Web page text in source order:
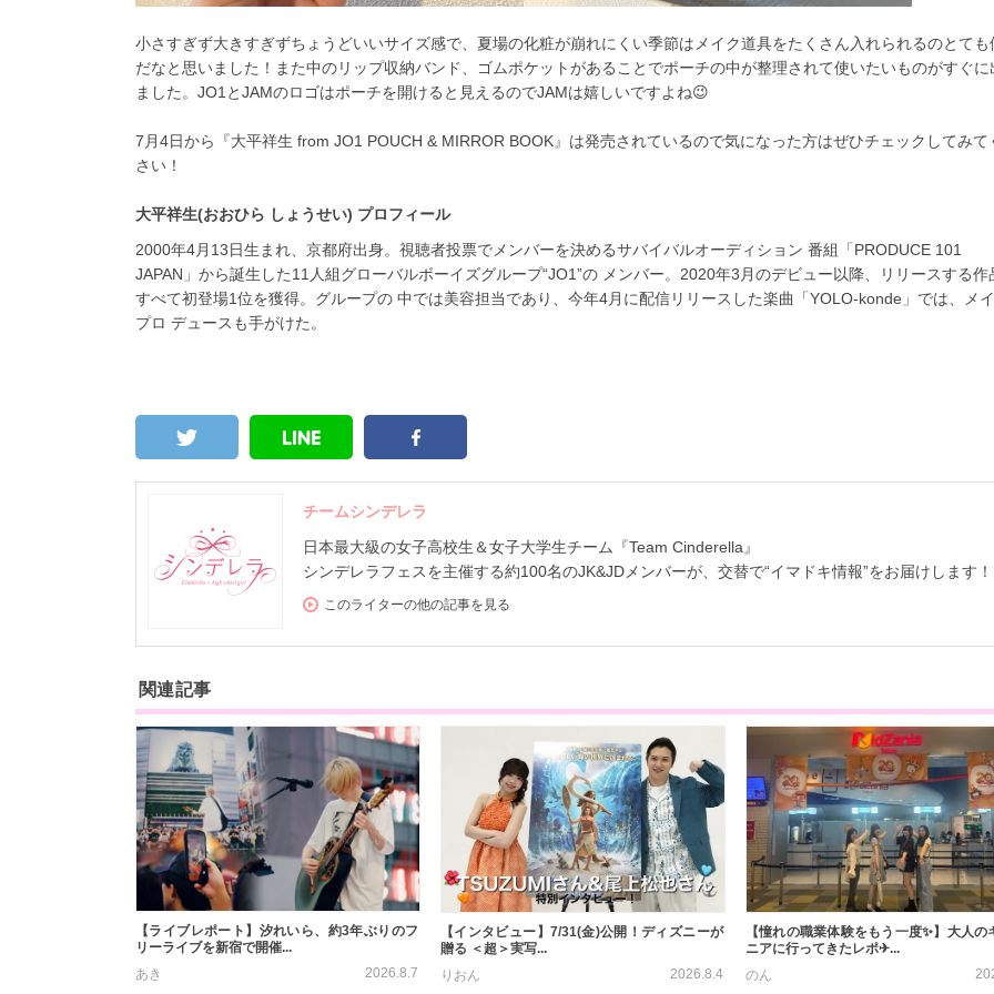
小さすぎず大きすぎずちょうどいいサイズ感で、夏場の化粧が崩れにくい季節はメイク道具をたくさん入れられるのとても
だなと思いました！また中のリップ収納バンド、ゴムポケットがあることでポーチの中が整理されて使いたいものがすぐに
ました。JO1とJAMのロゴはポーチを開けると見えるのでJAMは嬉しいですよね😉
7月4日から
『大平祥生 from JO1 POUCH & MIRROR BOOK』は発売されているので気になった方はぜひチェックしてみて
さい！
大平祥生(おおひら しょうせい) プロフィール
2000年4月13日生まれ、京都府出身。視聴者投票でメンバーを決めるサバイバルオーディション 番組「PRODUCE 101
JAPAN」から誕生した11人組グローバルボーイズグループ“JO1”の メンバー。2020年3月のデビュー以降、リリースする作
すべて初登場1位を獲得。グループの 中では美容担当であり、今年4月に配信リリースした楽曲「YOLO-konde」では、メ
プロ デュースも手がけた。
チームシンデレラ
日本最大級の女子高校生＆女子大学生チーム『Team Cinderella』
シンデレラフェスを主催する約100名のJK&JDメンバーが、交替で“イマドキ情報”をお届けします！
このライターの他の記事を見る
関連記事
【ライブレポート】汐れいら、約3年ぶりのフ
リーライブを新宿で開催...
あき
2026.8.7
【インタビュー】7/31(金)公開！ディズニーが
贈る ＜超＞実写...
りおん
2026.8.4
【憧れの職業体験をもう一度✨】大人の
ニアに行ってきたレポ✈...
のん